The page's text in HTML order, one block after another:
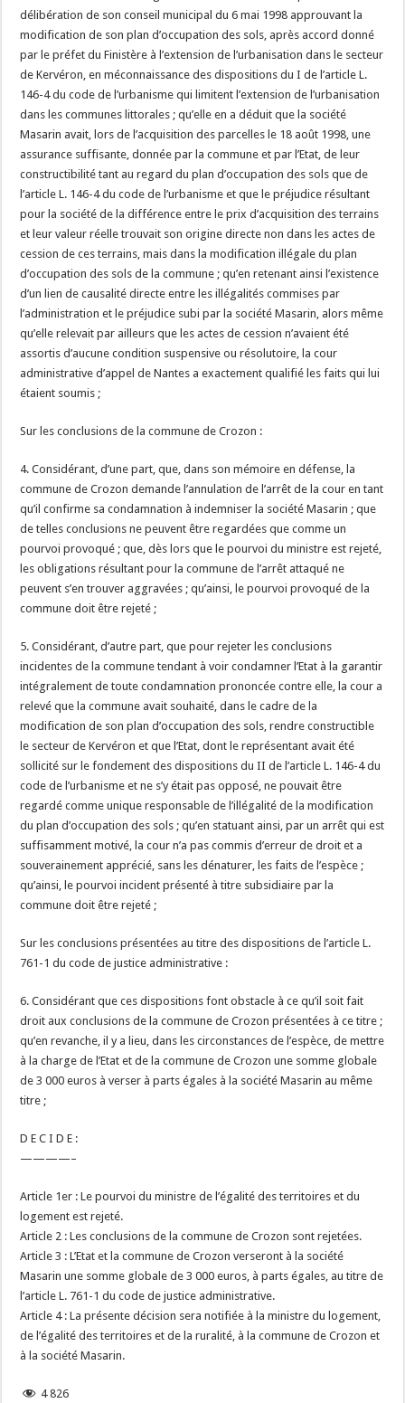
délibération de son conseil municipal du 6 mai 1998 approuvant la
modification de son plan d’occupation des sols, après accord donné
par le préfet du Finistère à l’extension de l’urbanisation dans le secteur
de Kervéron, en méconnaissance des dispositions du I de l’article L.
146-4 du code de l’urbanisme qui limitent l’extension de l’urbanisation
dans les communes littorales ; qu’elle en a déduit que la société
Masarin avait, lors de l’acquisition des parcelles le 18 août 1998, une
assurance suffisante, donnée par la commune et par l’Etat, de leur
constructibilité tant au regard du plan d’occupation des sols que de
l’article L. 146-4 du code de l’urbanisme et que le préjudice résultant
pour la société de la différence entre le prix d’acquisition des terrains
et leur valeur réelle trouvait son origine directe non dans les actes de
cession de ces terrains, mais dans la modification illégale du plan
d’occupation des sols de la commune ; qu’en retenant ainsi l’existence
d’un lien de causalité directe entre les illégalités commises par
l’administration et le préjudice subi par la société Masarin, alors même
qu’elle relevait par ailleurs que les actes de cession n’avaient été
assortis d’aucune condition suspensive ou résolutoire, la cour
administrative d’appel de Nantes a exactement qualifié les faits qui lui
étaient soumis ;
Sur les conclusions de la commune de Crozon :
4. Considérant, d’une part, que, dans son mémoire en défense, la
commune de Crozon demande l’annulation de l’arrêt de la cour en tant
qu’il confirme sa condamnation à indemniser la société Masarin ; que
de telles conclusions ne peuvent être regardées que comme un
pourvoi provoqué ; que, dès lors que le pourvoi du ministre est rejeté,
les obligations résultant pour la commune de l’arrêt attaqué ne
peuvent s’en trouver aggravées ; qu’ainsi, le pourvoi provoqué de la
commune doit être rejeté ;
5. Considérant, d’autre part, que pour rejeter les conclusions
incidentes de la commune tendant à voir condamner l’Etat à la garantir
intégralement de toute condamnation prononcée contre elle, la cour a
relevé que la commune avait souhaité, dans le cadre de la
modification de son plan d’occupation des sols, rendre constructible
le secteur de Kervéron et que l’Etat, dont le représentant avait été
sollicité sur le fondement des dispositions du II de l’article L. 146-4 du
code de l’urbanisme et ne s’y était pas opposé, ne pouvait être
regardé comme unique responsable de l’illégalité de la modification
du plan d’occupation des sols ; qu’en statuant ainsi, par un arrêt qui est
suffisamment motivé, la cour n’a pas commis d’erreur de droit et a
souverainement apprécié, sans les dénaturer, les faits de l’espèce ;
qu’ainsi, le pourvoi incident présenté à titre subsidiaire par la
commune doit être rejeté ;
Sur les conclusions présentées au titre des dispositions de l’article L.
761-1 du code de justice administrative :
6. Considérant que ces dispositions font obstacle à ce qu’il soit fait
droit aux conclusions de la commune de Crozon présentées à ce titre ;
qu’en revanche, il y a lieu, dans les circonstances de l’espèce, de mettre
à la charge de l’Etat et de la commune de Crozon une somme globale
de 3 000 euros à verser à parts égales à la société Masarin au même
titre ;
D E C I D E :
————–
Article 1er : Le pourvoi du ministre de l’égalité des territoires et du
logement est rejeté.
Article 2 : Les conclusions de la commune de Crozon sont rejetées.
Article 3 : L’Etat et la commune de Crozon verseront à la société
Masarin une somme globale de 3 000 euros, à parts égales, au titre de
l’article L. 761-1 du code de justice administrative.
Article 4 : La présente décision sera notifiée à la ministre du logement,
de l’égalité des territoires et de la ruralité, à la commune de Crozon et
à la société Masarin.
4 826